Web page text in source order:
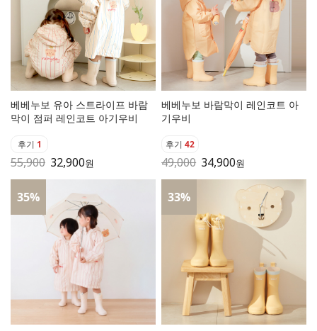
베베누보 유아 스트라이프 바람
막이 점퍼 레인코트 아기우비
후기 1
55,900 32,900원
베베누보 바람막이 레인코트 아
기우비
후기42
49,000 34,900원
35% 33%